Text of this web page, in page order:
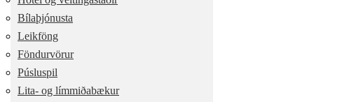
Bílaþjónusta
Leikföng
Föndurvörur
Púsluspil
Lita- og límmiðabækur